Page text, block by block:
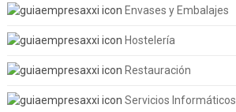
Envases y Embalajes
Hostelería
Restauración
Servicios Informáticos